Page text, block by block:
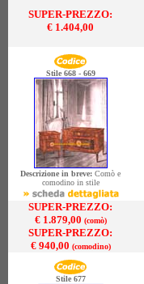
SUPER-PREZZO:
€ 1.404,00
Stile 668 - 669
Descrizione in breve: Comò e
comodino in stile
SUPER-PREZZO:
€ 1.879,00 (comò)
SUPER-PREZZO:
€ 940,00 (comodino)
Stile 677